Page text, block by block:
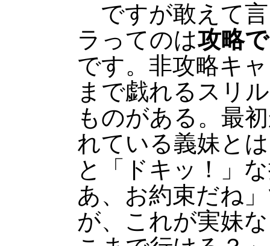
ですが敢えて
ラってのは攻略
です。非攻略キ
まで戯れるスリ
ものがある。最
れている義妹と
と「ドキッ！」
あ、お約束だね
が、これが実妹